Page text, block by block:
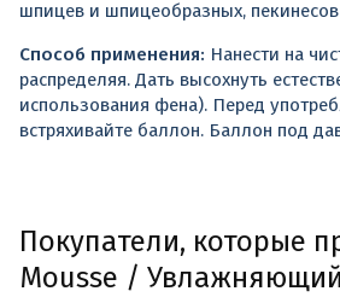
шпицев и шпицеобразных, пекинесов
Способ применения: Нанести на
распределяя. Дать высохнуть
использования фена). Перед
встряхивайте баллон. Баллон под
Покупатели, которые
Mousse /